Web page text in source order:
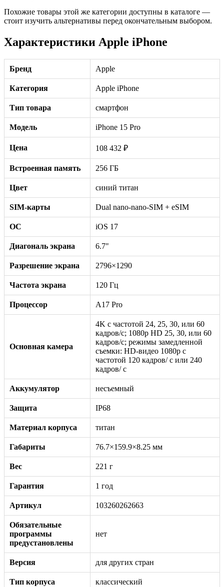
Похожие товары этой же категории доступны в каталоге —
стоит изучить альтернативы перед окончательным выбором.
Характеристики Apple iPhone
Бренд Apple
Категория Apple iPhone
Тип товара смартфон
Модель iPhone 15 Pro
Цена 108 432 ₽
Встроенная память 256 ГБ
Цвет синий титан
SIM-карты Dual nano-nano-SIM + eSIM
ОС iOS 17
Диагональ экрана 6.7"
Разрешение экрана 2796×1290
Частота экрана 120 Гц
Процессор A17 Pro
Основная камера
4K с частотой 24, 25, 30, или 60
кадров/с; 1080p HD 25, 30, или 60
кадров/с; режимы замедленной
съемки: HD-видео 1080р c
частотой 120 кадров/ с или 240
кадров/ с
Аккумулятор несъемный
Защита IP68
Материал корпуса титан
Габариты 76.7×159.9×8.25 мм
Вес 221 г
Гарантия 1 год
Артикул 103260262663
Обязательные
программы
предустановлены
нет
Версия для других стран
Тип корпуса классический